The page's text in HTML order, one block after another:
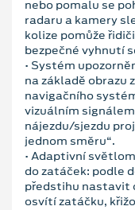
nebo pomalu se
radaru a kamery
kolize pomůže
bezpečné vyhnutí
• Systém
na základě obrazu
navigačního
vizuálním
nájezdu/sjezdu
jednom směru“.
• Adaptivní
do zatáček: podle
předstihu nastavit
osvítí zatáčku,